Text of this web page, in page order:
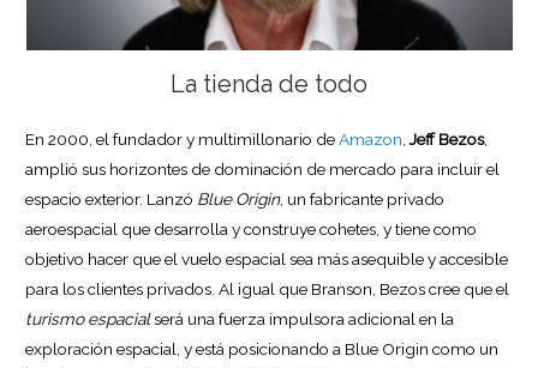
La tienda de todo
En 2000, el fundador y multimillonario deAmazon,Jeff Bezos,
amplió sus horizontes de dominación de mercado para incluir el
espacio exterior. Lanzó Blue Origin, un fabricante privado
aeroespacial que desarrolla y construye cohetes, y tiene como
objetivo hacer que el vuelo espacial sea más asequible y accesible
para los clientes privados. Al igual que Branson, Bezos cree que el
turismo espacialserá una fuerza impulsora adicional en la
exploración espacial, y está posicionando a Blue Origin como un